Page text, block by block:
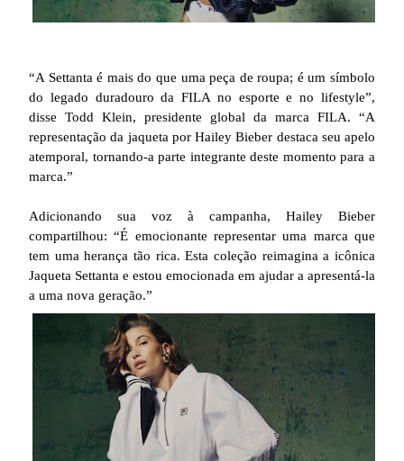
“A Settanta é mais do que uma peça de roupa; é um símbolo
do legado duradouro da FILA no esporte e no lifestyle”,
disse Todd Klein, presidente global da marca FILA. “A
representação da jaqueta por Hailey Bieber destaca seu apelo
atemporal, tornando-a parte integrante deste momento para a
marca.”
Adicionando sua voz à campanha, Hailey Bieber
compartilhou: “É emocionante representar uma marca que
tem uma herança tão rica. Esta coleção reimagina a icônica
Jaqueta Settanta e estou emocionada em ajudar a apresentá-la
a uma nova geração.”